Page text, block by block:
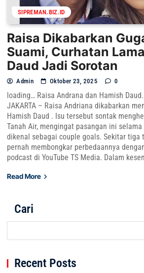
SIPREMAN.BIZ.ID
Raisa Dikabarkan
Suami, Curhatan
Daud Jadi Sorotan
Admin Oktober 23, 2025 0
loading… Raisa Andrana dan Hamish
JAKARTA – Raisa Andriana dikabarkan
Hamish Daud . Isu tersebut sontak
Tanah Air, mengingat pasangan ini
dikenal sebagai couple goals. Sekitar tiga
pernah membongkar perbedaannya
podcast di YouTube TS Media. Dalam
Read More
Cari
Recent Posts